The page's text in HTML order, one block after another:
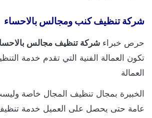
تنظيف كنب ومجالس بالاحساء
خبراء شركة تنظيف مجالس بالاحساء
العمالة الفنية التي تقدم خدمة
بمجال تنظيف المجال خاصة وليست
حتى يحصل على العميل خدمة تنظيف